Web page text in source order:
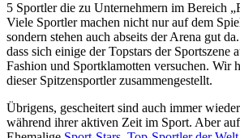
5 Sportler die zu Unternehmern im Bereich
Viele Sportler machen nicht nur auf dem
sondern stehen auch abseits der Arena gut
dass sich einige der Topstars der Sportszene
Fashion und Sportklamotten versuchen. Wir
dieser Spitzensportler zusammengestellt.
Übrigens, gescheitert sind auch immer
während ihrer aktiven Zeit im Sport. Aber